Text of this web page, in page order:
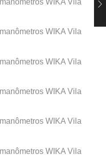
WIKA
WIKA Vila
WIKA Vila
WIKA Vila
WIKA Vila
WIKA Vila